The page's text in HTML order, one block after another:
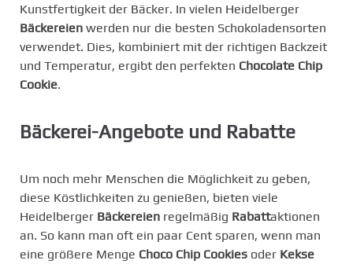
Kunstfertigkeit der Bäcker. In vielen Heidelberger
Bäckereien werden nur die besten Schokoladensorten
verwendet. Dies, kombiniert mit der richtigen Backzeit
und Temperatur, ergibt den perfekten Chocolate Chip
Cookie.
Bäckerei-Angebote und Rabatte
Um noch mehr Menschen die Möglichkeit zu geben,
diese Köstlichkeiten zu genießen, bieten viele
Heidelberger Bäckereien regelmäßig Rabattaktionen
an. So kann man oft ein paar Cent sparen, wenn man
eine größere Menge Choco Chip Cookies oder Kekse